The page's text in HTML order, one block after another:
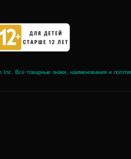
Все товарные знаки, наименования и